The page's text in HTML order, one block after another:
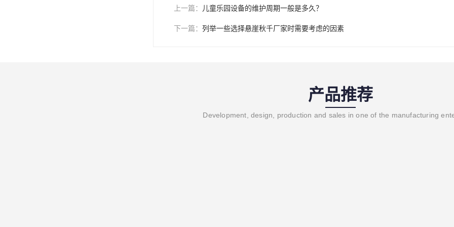
上一篇： 儿童乐园设备的维护周期一般是多久？
下一篇： 列举一些选择悬崖秋千厂家时需要考虑的因素
产品推荐
Development, design, production and sales in one of the manufacturing